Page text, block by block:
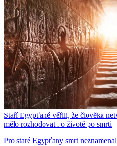
Staří Egypťané věřili, že člověka
mělo rozhodovat i o životě po smrti
Pro staré Egypťany smrt